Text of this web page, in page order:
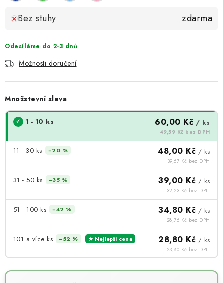
Bez stuhy zdarma
Odesíláme do 2-3 dnů
Možnosti doručení
Množstevní sleva
1 - 10 ks 60,00 Kč / ks
49,59 Kč bez DPH
11 - 30 ks −20 % 48,00 Kč / ks
39,67 Kč bez DPH
31 - 50 ks −35 % 39,00 Kč / ks
32,23 Kč bez DPH
51 - 100 ks −42 % 34,80 Kč / ks
28,76 Kč bez DPH
101 a více ks −52 % ★ Nejlepší cena 28,80 Kč / ks
23,80 Kč bez DPH